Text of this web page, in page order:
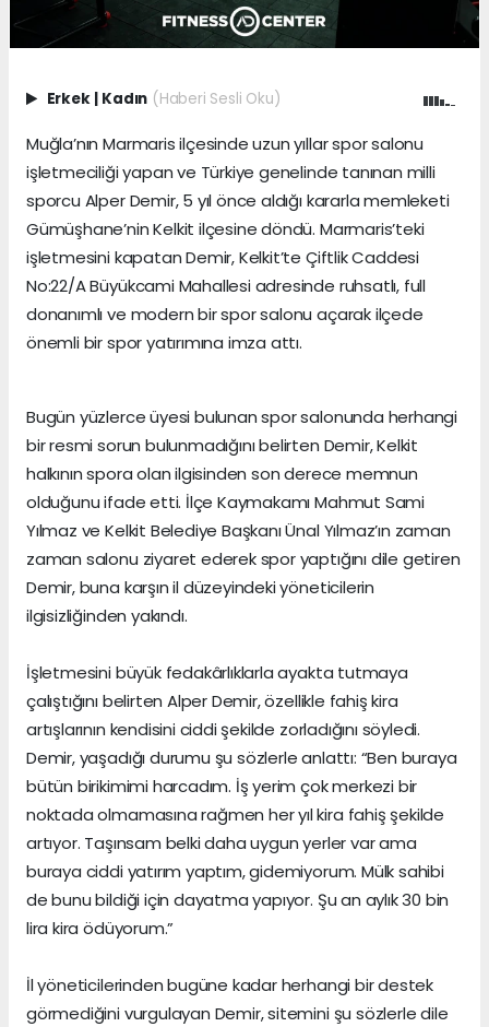
Erkek | Kadın (Haberi Sesli Oku)
Muğla’nın Marmaris ilçesinde uzun yıllar spor salonu
işletmeciliği yapan ve Türkiye genelinde tanınan milli
sporcu Alper Demir, 5 yıl önce aldığı kararla memleketi
Gümüşhane’nin Kelkit ilçesine döndü. Marmaris’teki
işletmesini kapatan Demir, Kelkit’te Çiftlik Caddesi
No:22/A Büyükcami Mahallesi adresinde ruhsatlı, full
donanımlı ve modern bir spor salonu açarak ilçede
önemli bir spor yatırımına imza attı.
Bugün yüzlerce üyesi bulunan spor salonunda herhangi
bir resmi sorun bulunmadığını belirten Demir, Kelkit
halkının spora olan ilgisinden son derece memnun
olduğunu ifade etti. İlçe Kaymakamı Mahmut Sami
Yılmaz ve Kelkit Belediye Başkanı Ünal Yılmaz’ın zaman
zaman salonu ziyaret ederek spor yaptığını dile getiren
Demir, buna karşın il düzeyindeki yöneticilerin
ilgisizliğinden yakındı.
İşletmesini büyük fedakârlıklarla ayakta tutmaya
çalıştığını belirten Alper Demir, özellikle fahiş kira
artışlarının kendisini ciddi şekilde zorladığını söyledi.
Demir, yaşadığı durumu şu sözlerle anlattı: “Ben buraya
bütün birikimimi harcadım. İş yerim çok merkezi bir
noktada olmamasına rağmen her yıl kira fahiş şekilde
artıyor. Taşınsam belki daha uygun yerler var ama
buraya ciddi yatırım yaptım, gidemiyorum. Mülk sahibi
de bunu bildiği için dayatma yapıyor. Şu an aylık 30 bin
lira kira ödüyorum.”
İl yöneticilerinden bugüne kadar herhangi bir destek
görmediğini vurgulayan Demir, sitemini şu sözlerle dile